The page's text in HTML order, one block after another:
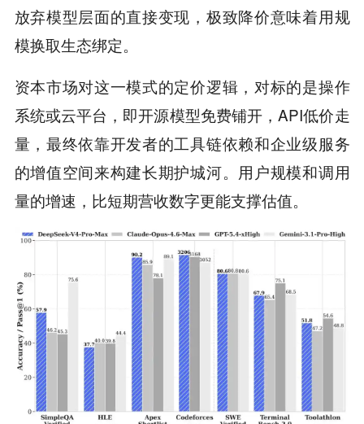
放弃模型层面的直接变现，极致降价意味着用规
模换取生态绑定。
资本市场对这一模式的定价逻辑，对标的是操作
系统或云平台，即开源模型免费铺开，API低价走
量，最终依靠开发者的工具链依赖和企业级服务
的增值空间来构建长期护城河。用户规模和调用
量的增速，比短期营收数字更能支撑估值。